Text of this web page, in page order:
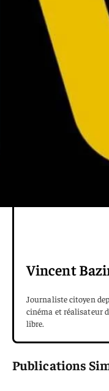
Vincent
Journaliste citoyen
cinéma et réalisateur
libre.
Publications